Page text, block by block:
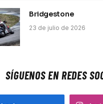
Bridgestone
23 de julio de 2026
SÍGUENOS EN REDES